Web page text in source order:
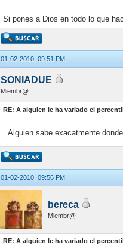
Si pones a Dios en todo lo que
01-02-2010, 09:51 PM
SONIADUE
Miembr@
RE: A alguien le ha variado el
Alguien sabe exacatmente
01-02-2010, 09:56 PM
bereca
Miembr@
RE: A alguien le ha variado el